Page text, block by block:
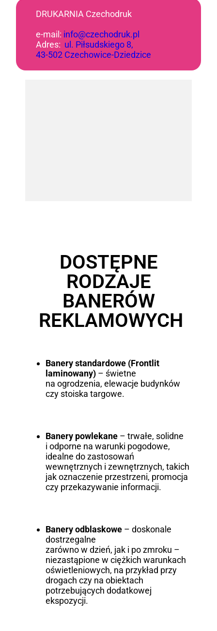
DRUKARNIA Czechodruk
e-mail: info@czechodruk.pl
Adres: ul. Piłsudskiego 8,
43-502 Czechowice-Dziedzice
DOSTĘPNE
RODZAJE
BANERÓW
REKLAMOWYCH
Banery standardowe (Frontlit
laminowany)– świetne
na ogrodzenia, elewacje budynków
czy stoiska targowe.
Banery powlekane– trwałe, solidne
i odporne na warunki pogodowe,
idealne do zastosowań
wewnętrznych i zewnętrznych, takich
jak oznaczenie przestrzeni, promocja
czy przekazywanie informacji.
Banery odblaskowe– doskonale
dostrzegalne
zarówno w dzień, jak i po zmroku –
niezastąpione w ciężkich warunkach
oświetleniowych, na przykład przy
drogach czy na obiektach
potrzebujących dodatkowej
ekspozycji.